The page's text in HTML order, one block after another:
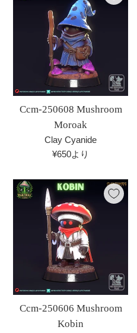
Ccm-250608 Mushroom
Moroak
Clay Cyanide
¥650より
Ccm-250606 Mushroom
Kobin